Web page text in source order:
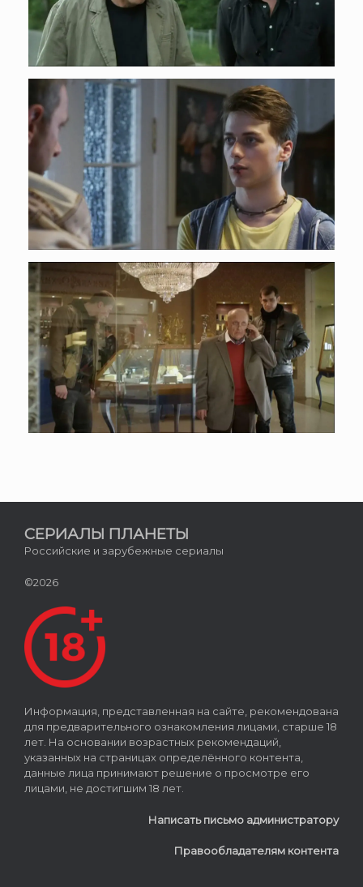
СЕРИАЛЫ ПЛАНЕТЫ
Российские и зарубежные сериалы
©2026
Информация, представленная на сайте, рекомендована
для предварительного ознакомления лицами, старше 18
лет. На основании возрастных рекомендаций,
указанных на страницах определённого контента,
данные лица принимают решение о просмотре его
лицами, не достигшим 18 лет.
Написать письмо администратору
Правообладателям контента